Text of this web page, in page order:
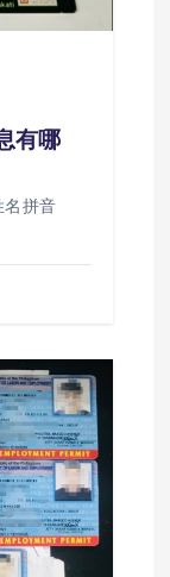
有哪
名拼音